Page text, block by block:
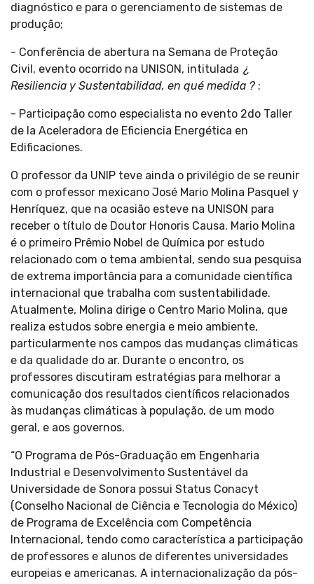
diagnóstico e para o gerenciamento de sistemas de
produção;
- Conferência de abertura na Semana de Proteção
Civil, evento ocorrido na UNISON, intitulada ¿
Resiliencia y Sustentabilidad, en qué medida ? ;
- Participação como especialista no evento 2do Taller
de la Aceleradora de Eficiencia Energética en
Edificaciones.
O professor da UNIP teve ainda o privilégio de se reunir
com o professor mexicano José Mario Molina Pasquel y
Henríquez, que na ocasião esteve na UNISON para
receber o título de Doutor Honoris Causa. Mario Molina
é o primeiro Prêmio Nobel de Química por estudo
relacionado com o tema ambiental, sendo sua pesquisa
de extrema importância para a comunidade científica
internacional que trabalha com sustentabilidade.
Atualmente, Molina dirige o Centro Mario Molina, que
realiza estudos sobre energia e meio ambiente,
particularmente nos campos das mudanças climáticas
e da qualidade do ar. Durante o encontro, os
professores discutiram estratégias para melhorar a
comunicação dos resultados científicos relacionados
às mudanças climáticas à população, de um modo
geral, e aos governos.
“O Programa de Pós-Graduação em Engenharia
Industrial e Desenvolvimento Sustentável da
Universidade de Sonora possui Status Conacyt
(Conselho Nacional de Ciência e Tecnologia do México)
de Programa de Excelência com Competência
Internacional, tendo como característica a participação
de professores e alunos de diferentes universidades
europeias e americanas. A internacionalização da pós-